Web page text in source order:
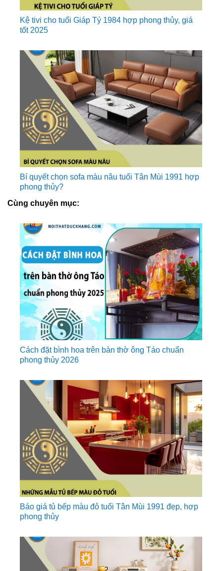
Kệ tivi cho tuổi Giáp Tý 1984 hợp phong thủy, giá
tốt 2025
Bí quyết chọn sofa màu nâu tuổi Tân Mùi 1991 hợp
phong thủy?
Cùng chuyên mục:
Cách đặt bình hoa trên bàn thờ ông Táo chuẩn
phong thủy 2026
Báo giá tủ bếp màu đỏ tuổi Tân Mùi 1991 đẹp, hợp
phong thủy